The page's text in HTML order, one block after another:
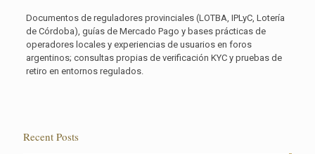
Documentos de reguladores provinciales (LOTBA, IPLyC, Lotería
de Córdoba), guías de Mercado Pago y bases prácticas de
operadores locales y experiencias de usuarios en foros
argentinos; consultas propias de verificación KYC y pruebas de
retiro en entornos regulados.
Recent Posts